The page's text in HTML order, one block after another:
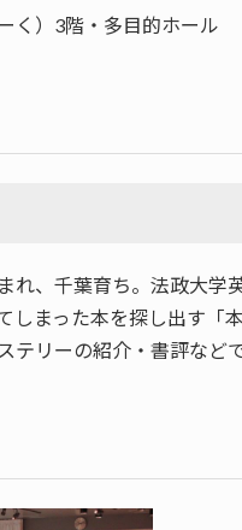
く）3階・多目的ホール
れ、千葉育ち。法政大学
しまった本を探し出す「
リーの紹介・書評など